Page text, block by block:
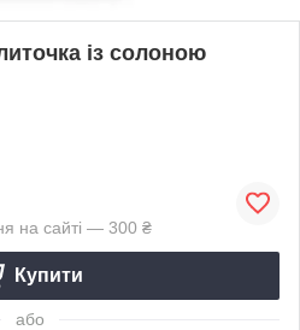
із солоною
на сайті — 300 ₴
Купити
або